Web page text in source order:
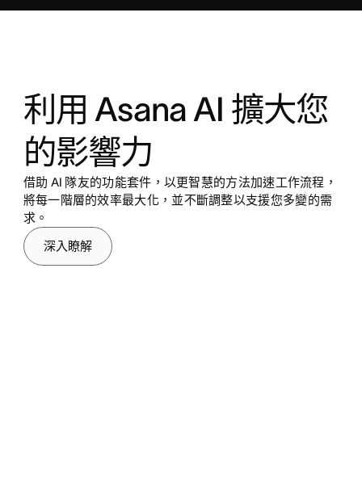
利用 Asana AI 擴大您
的影響力
借助 AI 隊友的功能套件，以更智慧的方法加速工作流程，
將每一階層的效率最大化，並不斷調整以支援您多變的需
求。
深入瞭解